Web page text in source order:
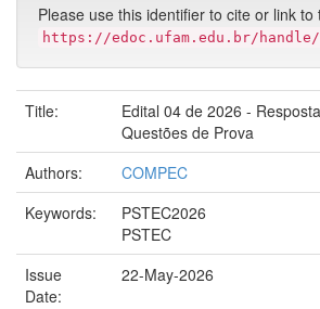
Please use this identifier to cite or link to
https://edoc.ufam.edu.br/handle/
Title:
Edital 04 de 2026 -
Questões de Prova
Authors:
COMPEC
Keywords:
PSTEC2026
PSTEC
Issue
Date:
22-May-2026